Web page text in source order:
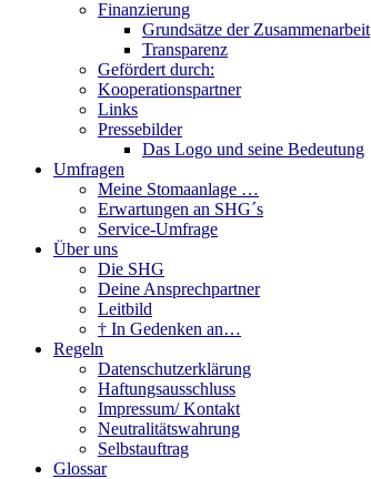
Finanzierung
Grundsätze der Zusammenarbeit
Transparenz
Gefördert durch:
Kooperationspartner
Links
Pressebilder
Das Logo und seine Bedeutung
Umfragen
Meine Stomaanlage …
Erwartungen an SHG´s
Service-Umfrage
Über uns
Die SHG
Deine Ansprechpartner
Leitbild
† In Gedenken an…
Regeln
Datenschutzerklärung
Haftungsausschluss
Impressum/ Kontakt
Neutralitätswahrung
Selbstauftrag
Glossar